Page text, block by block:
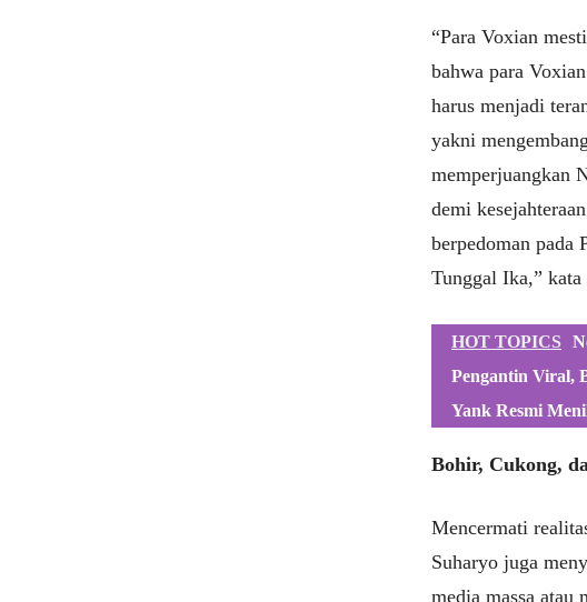
“Para Voxian
bahwa para
harus menjadi
yakni
memperjuangkan
demi
berpedoman pada
Tunggal Ika,”
HOT TOPICS
Pengantin Viral,
Yank Resmi
Bohir, Cukong,
Mencermati
Suharyo juga
media massa atau